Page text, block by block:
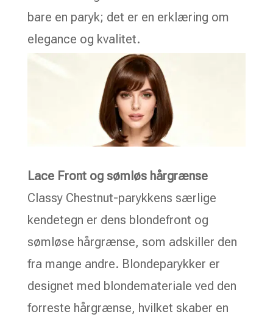
bare en paryk; det er en erklæring om
elegance og kvalitet.
Lace Front og sømløs hårgrænse
Classy Chestnut-parykkens særlige
kendetegn er dens blondefront og
sømløse hårgrænse, som adskiller den
fra mange andre. Blondeparykker er
designet med blondemateriale ved den
forreste hårgrænse, hvilket skaber en